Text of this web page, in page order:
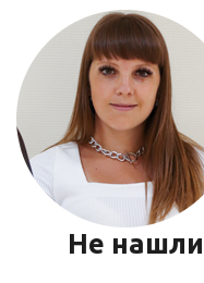
Не нашли